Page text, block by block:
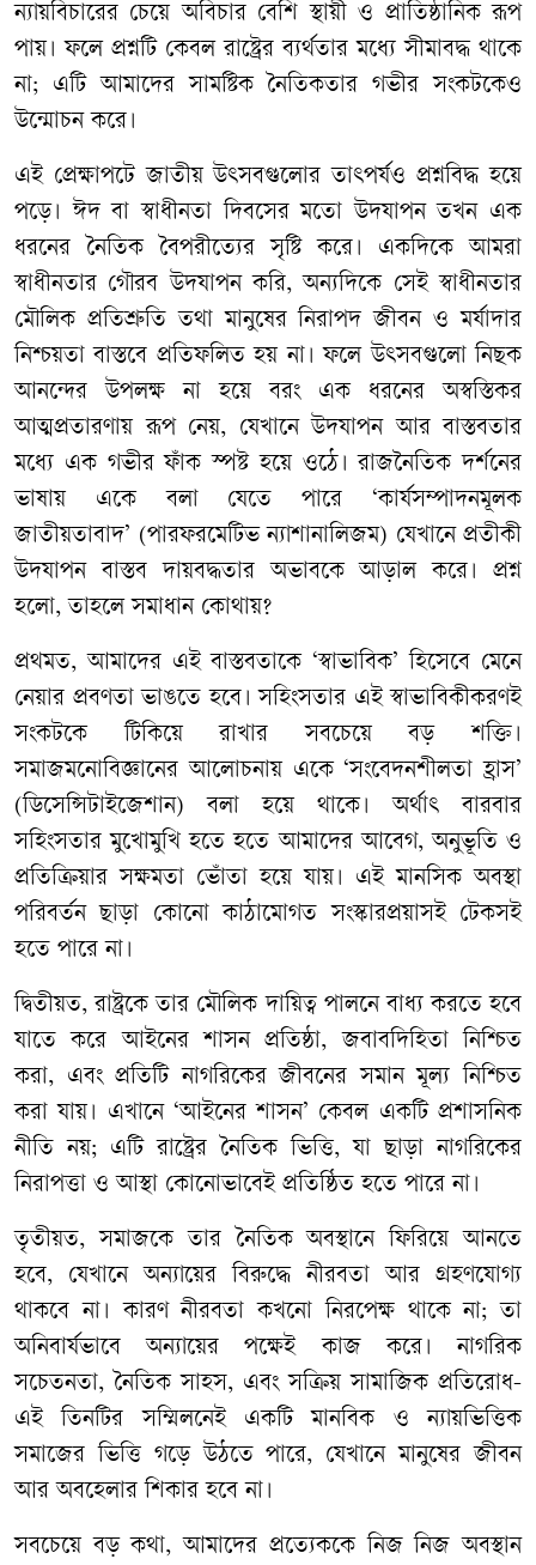
ন্যায়বিচারের চেয়ে অবিচার বেশি স্থায়ী ও প্রাতিষ্ঠানিক রূপ
পায়। ফলে প্রশ্নটি কেবল রাষ্ট্রের ব্যর্থতার মধ্যে সীমাবদ্ধ থাকে
না; এটি আমাদের সামষ্টিক নৈতিকতার গভীর সংকটকেও
উন্মোচন করে।
এই প্রেক্ষাপটে জাতীয় উৎসবগুলোর তাৎপর্যও প্রশ্নবিদ্ধ হয়ে
পড়ে। ঈদ বা স্বাধীনতা দিবসের মতো উদযাপন তখন এক
ধরনের নৈতিক বৈপরীত্যের সৃষ্টি করে। একদিকে আমরা
স্বাধীনতার গৌরব উদযাপন করি, অন্যদিকে সেই স্বাধীনতার
মৌলিক প্রতিশ্রুতি তথা মানুষের নিরাপদ জীবন ও মর্যাদার
নিশ্চয়তা বাস্তবে প্রতিফলিত হয় না। ফলে উৎসবগুলো নিছক
আনন্দের উপলক্ষ না হয়ে বরং এক ধরনের অস্বস্তিকর
আত্মপ্রতারণায় রূপ নেয়, যেখানে উদযাপন আর বাস্তবতার
মধ্যে এক গভীর ফাঁক স্পষ্ট হয়ে ওঠে। রাজনৈতিক দর্শনের
ভাষায় একে বলা যেতে পারে ‘কার্যসম্পাদনমূলক
জাতীয়তাবাদ’ (পারফরমেটিভ ন্যাশানালিজম) যেখানে প্রতীকী
উদযাপন বাস্তব দায়বদ্ধতার অভাবকে আড়াল করে। প্রশ্ন
হলো, তাহলে সমাধান কোথায়?
প্রথমত, আমাদের এই বাস্তবতাকে ‘স্বাভাবিক’ হিসেবে মেনে
নেয়ার প্রবণতা ভাঙতে হবে। সহিংসতার এই স্বাভাবিকীকরণই
সংকটকে টিকিয়ে রাখার সবচেয়ে বড় শক্তি।
সমাজমনোবিজ্ঞানের আলোচনায় একে ‘সংবেদনশীলতা হ্রাস’
(ডিসেন্সিটাইজেশান) বলা হয়ে থাকে। অর্থাৎ বারবার
সহিংসতার মুখোমুখি হতে হতে আমাদের আবেগ, অনুভূতি ও
প্রতিক্রিয়ার সক্ষমতা ভোঁতা হয়ে যায়। এই মানসিক অবস্থা
পরিবর্তন ছাড়া কোনো কাঠামোগত সংস্কারপ্রয়াসই টেকসই
হতে পারে না।
দ্বিতীয়ত, রাষ্ট্রকে তার মৌলিক দায়িত্ব পালনে বাধ্য করতে হবে
যাতে করে আইনের শাসন প্রতিষ্ঠা, জবাবদিহিতা নিশ্চিত
করা, এবং প্রতিটি নাগরিকের জীবনের সমান মূল্য নিশ্চিত
করা যায়। এখানে ‘আইনের শাসন’ কেবল একটি প্রশাসনিক
নীতি নয়; এটি রাষ্ট্রের নৈতিক ভিত্তি, যা ছাড়া নাগরিকের
নিরাপত্তা ও আস্থা কোনোভাবেই প্রতিষ্ঠিত হতে পারে না।
তৃতীয়ত, সমাজকে তার নৈতিক অবস্থানে ফিরিয়ে আনতে
হবে, যেখানে অন্যায়ের বিরুদ্ধে নীরবতা আর গ্রহণযোগ্য
থাকবে না। কারণ নীরবতা কখনো নিরপেক্ষ থাকে না; তা
অনিবার্যভাবে অন্যায়ের পক্ষেই কাজ করে। নাগরিক
সচেতনতা, নৈতিক সাহস, এবং সক্রিয় সামাজিক প্রতিরোধ-
এই তিনটির সম্মিলনেই একটি মানবিক ও ন্যায়ভিত্তিক
সমাজের ভিত্তি গড়ে উঠতে পারে, যেখানে মানুষের জীবন
আর অবহেলার শিকার হবে না।
সবচেয়ে বড় কথা, আমাদের প্রত্যেককে নিজ নিজ অবস্থান